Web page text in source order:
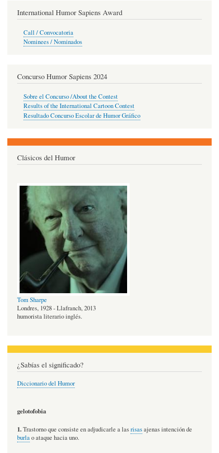
International Humor Sapiens Award
Call / Convocatoria
Nominees / Nominados
Concurso Humor Sapiens 2024
Sobre el Concurso /About the Contest
Results of the International Cartoon Contest
Resultado Concurso Escolar de Humor Gráfico
Clásicos del Humor
Tom Sharpe
Londres, 1928 - Llafranch, 2013
humorista literario inglés.
¿Sabías el significado?
Diccionario del Humor
gelotofobia
1.Trastorno que consiste en adjudicarle a lasrisasajenas intención de
burlao ataque hacia uno.